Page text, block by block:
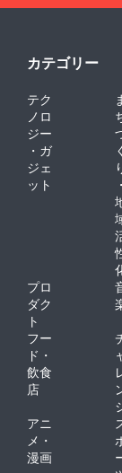
カテゴリー
テク
ノロ
ジー
・ガ
ジェ
ット
く
・
プロ
ダク
ト
フー
ド・
飲食
店
アニ
メ・
漫画